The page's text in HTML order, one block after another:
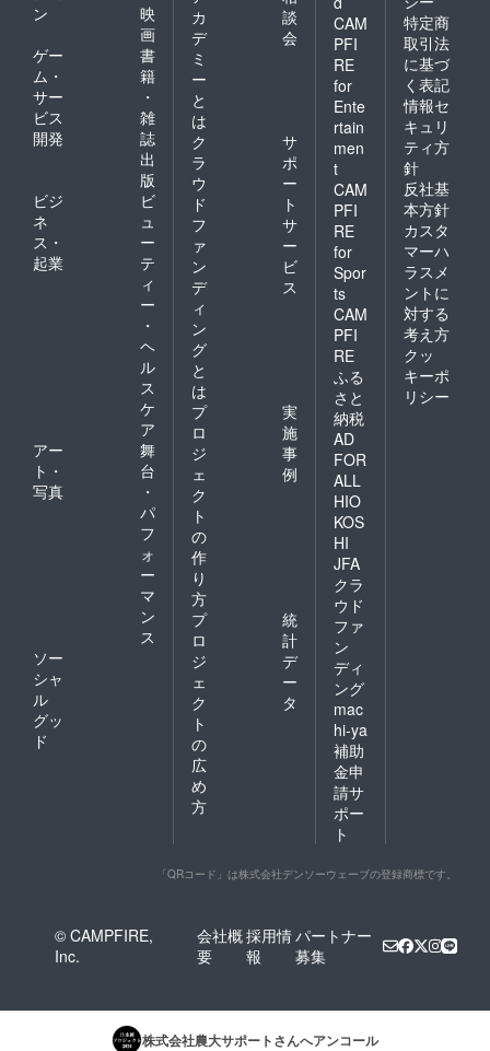
ン
映
画
ゲー
ム・
サー
ビス
開発
書
籍
・
雑
誌
出
版
ビジ
ネ
ス・
起業
ビ
ュ
ー
テ
ィ
ー
・
ヘ
ル
ス
ケ
ア
アー
ト・
写真
舞
台
・
パ
フ
ォ
ー
マ
ン
ス
ソー
シャ
ル
グッ
ド
カ
デ
ミ
ー
と
は
談
会
ク
ラ
ウ
ド
フ
ァ
ン
デ
ィ
ン
グ
と
は
サ
ポ
ー
ト
サ
ー
ビ
ス
プ
ロ
ジ
ェ
ク
ト
の
作
り
方
実
施
事
例
プ
ロ
ジ
ェ
ク
ト
の
広
め
方
統
計
デ
ー
タ
CAM
PFI
RE
for
Ente
rtain
men
t
CAM
PFI
RE
for
Spor
ts
CAM
PFI
RE
ふる
さと
納税
AD
FOR
ALL
HIO
KOS
HI
JFA
クラ
ウド
ファ
ン
ディ
ング
mac
hi-ya
補助
金申
請サ
ポー
ト
特定商
取引法
に基づ
く表記
情報セ
キュリ
ティ方
針
反社基
本方針
カスタ
マーハ
ラスメ
ントに
対する
考え方
クッ
キーポ
リシー
「QRコード」は株式会社デンソーウェーブの登録商標です。
© CAMPFIRE,
Inc.
会社概
要
採用情
報
パートナー
募集
株式会社農大サポートさんへアンコール